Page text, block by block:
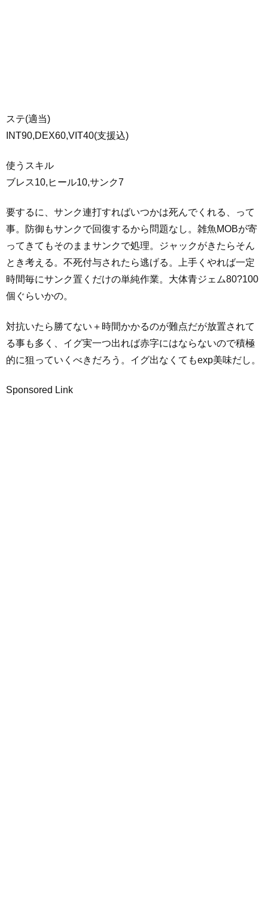
ステ(適当)
INT90,DEX60,VIT40(支援込)
使うスキル
ブレス10,ヒール10,サンク7
要するに、サンク連打すればいつかは死んでくれる、って
事。防御もサンクで回復するから問題なし。雑魚MOBが寄
ってきてもそのままサンクで処理。ジャックがきたらそん
とき考える。不死付与されたら逃げる。上手くやれば一定
時間毎にサンク置くだけの単純作業。大体青ジェム80?100
個ぐらいかの。
対抗いたら勝てない＋時間かかるのが難点だが放置されて
る事も多く、イグ実一つ出れば赤字にはならないので積極
的に狙っていくべきだろう。イグ出なくてもexp美味だし。
Sponsored Link